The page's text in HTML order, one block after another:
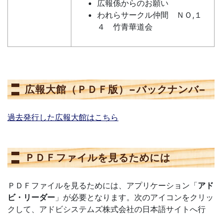
広報係からのお願い
われらサークル仲間 ＮＯ,１
４ 竹青華道会
広報大館（ＰＤＦ版）−バックナンバ−
過去発行した広報大館はこちら
ＰＤＦファイルを見るためには
ＰＤＦファイルを見るためには、アプリケーション「アド
ビ・リーダー 」が必要となります。次のアイコンをクリッ
クして、アドビシステムズ株式会社の日本語サイトへ行